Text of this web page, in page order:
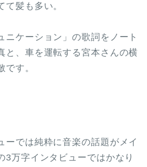
て髪も多い。
ニケーション」の歌詞をノート
と、車を運転する宮本さんの横
です。
ーでは純粋に音楽の話題がメイ
3万字インタビューではかなり